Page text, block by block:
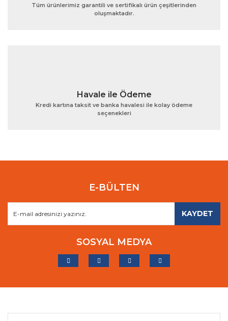
Gönder
Tüm ürünlerimiz garantili ve sertifikalı ürün çeşitlerinden
oluşmaktadır.
Havale ile Ödeme
Kredi kartına taksit ve banka havalesi ile kolay ödeme
seçenekleri
E-BÜLTEN
KAYDET
SOSYAL MEDYA